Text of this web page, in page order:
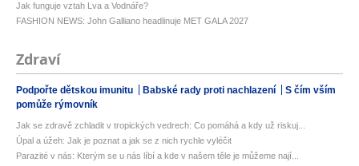
Jak funguje vztah Lva a Vodnáře?
FASHION NEWS: John Galliano headlinuje MET GALA 2027
Zdraví
Podpořte dětskou imunitu Babské rady proti nachlazení
S čím vším
pomůže rýmovník
Jak se zdravě zchladit v tropických vedrech: Co pomáhá a kdy už riskuj...
Úpal a úžeh: Jak je poznat a jak se z nich rychle vyléčit
Parazité v nás: Kterým se u nás líbí a kde v našem těle je můžeme nají...